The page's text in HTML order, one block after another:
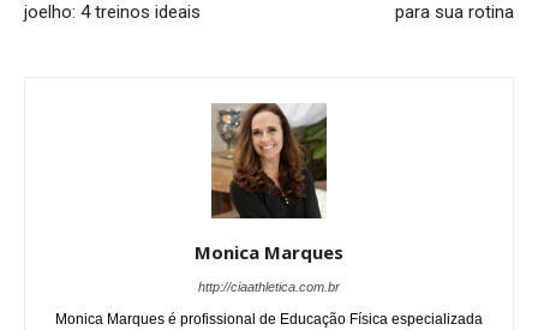
joelho: 4 treinos ideais
para sua rotina
Monica Marques
http://ciaathletica.com.br
Monica Marques é profissional de Educação Física especializada